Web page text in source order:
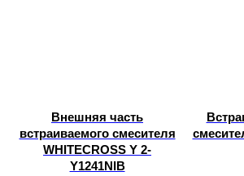
Внешняя часть
встраиваемого смесителя
WHITECROSS Y 2-
Y1241NIB